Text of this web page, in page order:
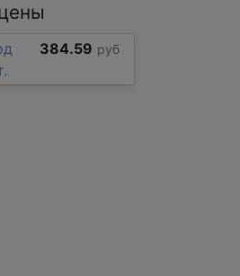
384.59 руб